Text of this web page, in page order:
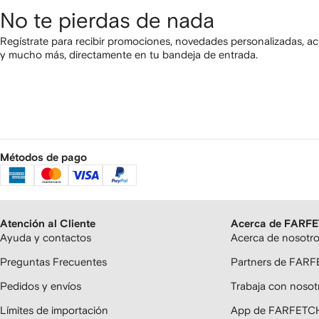
No te pierdas de nada
Regístrate para recibir promociones, novedades personalizadas,
y mucho más, directamente en tu bandeja de entrada.
Métodos de pago
Atención al Cliente
Ayuda y contactos
Preguntas Frecuentes
Pedidos y envíos
Límites de importación
Acerca de
Acerca de
Partners de
Trabaja con
App de